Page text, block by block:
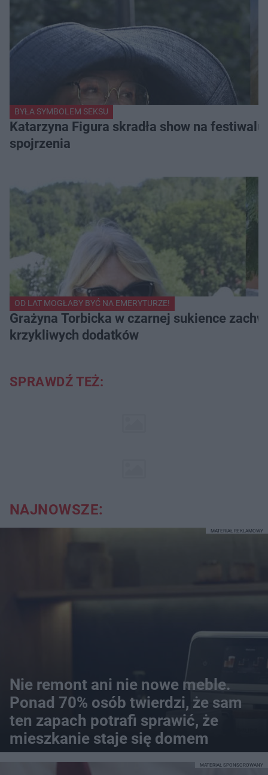
BYŁA SYMBOLEM SEKSU
Katarzyna Figura skradła show na
spojrzenia
OD LAT MOGŁABY BYĆ NA EMERYTURZE!
Grażyna Torbicka w czarnej sukience
krzykliwych dodatków
SPRAWDŹ TEŻ:
NAJNOWSZE:
Nie remont ani nie nowe meble.
Ponad 70% osób twierdzi, że sam
ten zapach potrafi sprawić, że
mieszkanie staje się domem
MATERIAŁ REKLAMOWY
MATERIAŁ SPONSOROWANY